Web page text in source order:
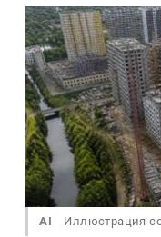
AI Иллюстрация